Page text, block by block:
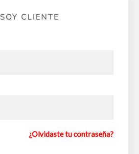
SOY CLIENTE
¿Olvidaste tu contraseña?